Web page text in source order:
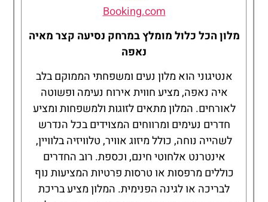
Booking.com
מלון הכל כלול מומלץ במרחק נסיעה קצר מאיה
נאפה
אנטיגוני הוא מלון נעים ומשפחתי הממוקם בלב
איה נאפה, מציע חווית אירוח נעימה ופשוטה
לאורחים. המלון מתאים לזוגות ולמשפחות ומציע
חדרים נעימים ומרווחים המצוידים בכל הנדרש
לשהייה נוחה, כולל מיזוג אוויר, טלוויזיה בלוויין,
אינטרנט אלחוטי חינם, וכספת. רוב החדרים
כוללים מרפסות או טרסות פרטיות המציעות נוף
לבריכה או לגינה הפנימית. המלון מציע בריכת